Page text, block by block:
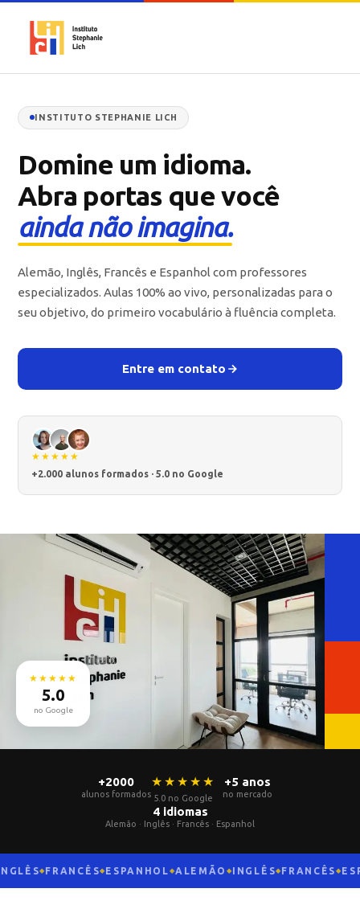
INSTITUTO STEPHANIE LICH
Domine um idioma.
Abra portas que você
ainda não imagina.
Alemão, Inglês, Francês e Espanhol com professores
especializados. Aulas 100% ao vivo, personalizadas para o
seu objetivo, do primeiro vocabulário à fluência completa.
Entre em contato
★★★★★
+2.000 alunos formados · 5.0 no Google
★★★★★
5.0
no Google
+2000
alunos formados
★★★★★
5.0 no Google
+5 anos
no mercado
4 idiomas
Alemão · Inglês · Francês · Espanhol
◆ FRANCÊS◆ ESPANHOL◆ ALEMÃO◆INGLÊS◆ FRANCÊS◆